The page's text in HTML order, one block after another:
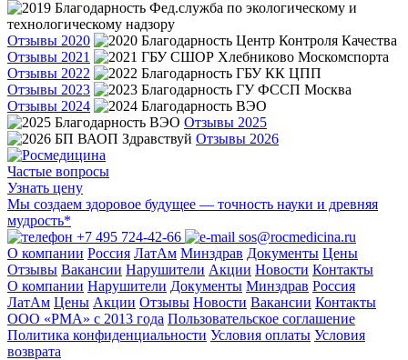
Отзывы 2020
Отзывы 2021
Отзывы 2022
Отзывы 2023
Отзывы 2024
Отзывы 2025
Отзывы 2026
Частые вопросы
Узнать цену
Мы создаем здоровое будущее — точность науки и древняя
мудрость*
+7 495 724-42-66
sos@rocmedicina.ru
О компании Россия ЛатАм Минздрав Документы Цены
Отзывы Вакансии Нарушители Акции Новости Контакты
О компании Нарушители Документы Минздрав Россия
ЛатАм Цены Акции Отзывы Новости Вакансии Контакты
ООО «РМА» c 2013 года Пользовательское соглашение
Политика конфиденциальности Условия оплаты Условия
возврата